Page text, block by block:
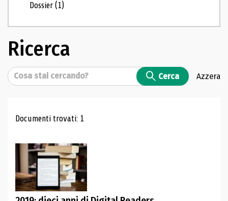
Dossier(1)
Ricerca
Cerca Cerca Azzera
Risultati di ricerca
Documenti trovati: 1